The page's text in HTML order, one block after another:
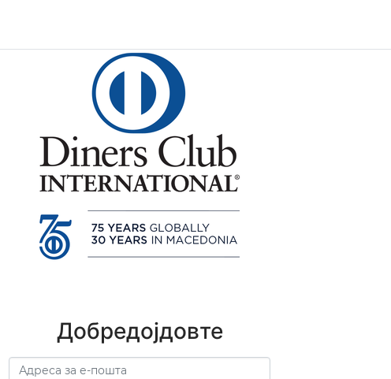
Добредојдовте